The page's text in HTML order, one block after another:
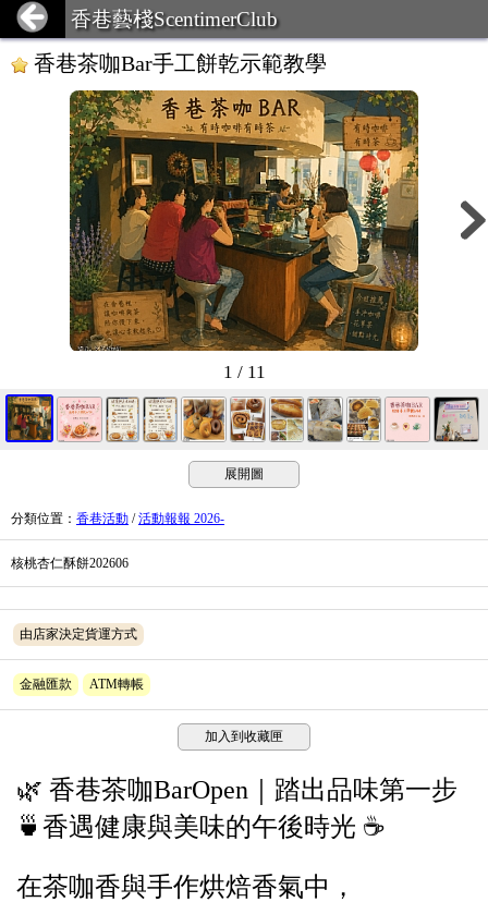
香巷藝棧ScentimerClub
香巷茶咖Bar手工餅乾示範教學
1 / 11
展開圖
分類位置 ： 香巷活動 /活動報報 2026-
核桃杏仁酥餅202606
由店家決定貨運方式
金融匯款 ATM轉帳
加入到收藏匣
🌿 香巷茶咖BarOpen｜踏出品味第一步
🍵 香遇健康與美味的午後時光 ☕
在茶咖香與手作烘焙香氣中，